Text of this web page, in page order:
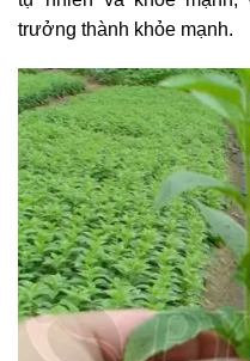
trưởng thành khỏe mạnh.